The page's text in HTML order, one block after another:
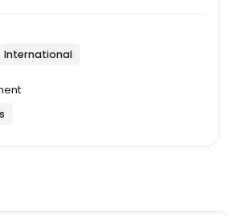
International